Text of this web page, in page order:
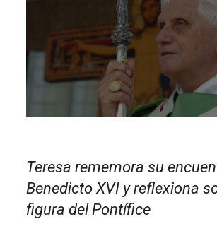
Teresa rememora su
Benedicto XVI y reflexiona
figura del Pontífice